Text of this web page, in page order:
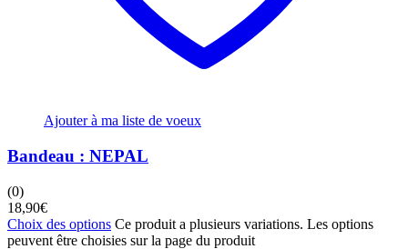
Ajouter à ma liste de voeux
Bandeau : NEPAL
(0)
18,90€
Choix des options Ce produit a plusieurs variations. Les options
peuvent être choisies sur la page du produit